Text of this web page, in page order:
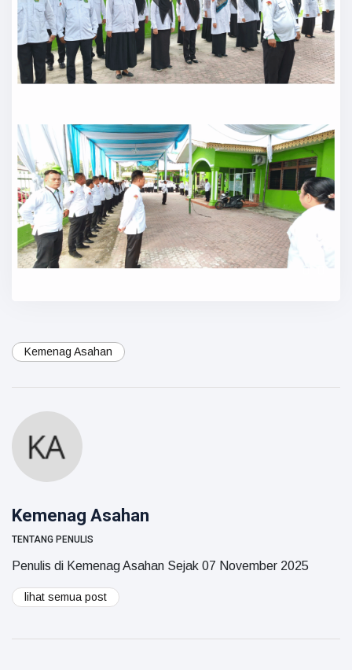
Kemenag Asahan
Kemenag Asahan
TENTANG PENULIS
Penulis di Kemenag Asahan Sejak 07 November 2025
lihat semua post